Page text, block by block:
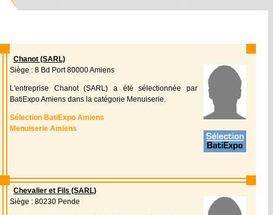
Chanot (SARL)
Siège : 8 Bd Port 80000 Amiens
L'entreprise Chanot (SARL) a été sélectionnée par
BatiExpo Amiens dans la catégorie Menuiserie.
Sélection BatiExpo Amiens
Menuiserie Amiens
Chevalier et Fils (SARL)
Siège : 80230 Pende